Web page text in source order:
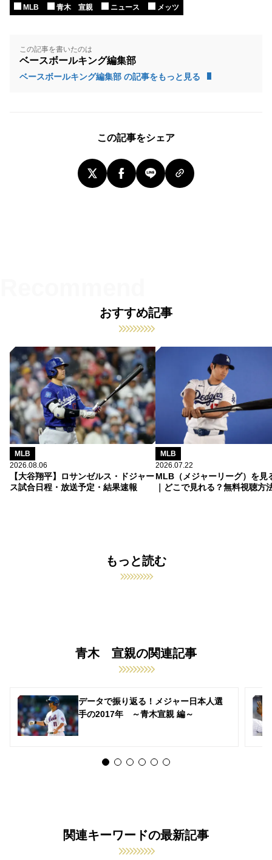
MLB 青木 宣親 ニュース メッツ
この記事を書いたのは
ベースボールキング編集部
ベースボールキング編集部 の記事をもっと見る
この記事をシェア
おすすめ記事
MLB
2026.08.06
【大谷翔平】ロサンゼルス・ドジャー
ス試合日程・放送予定・結果速報
MLB
2026.07.22
MLB（メジャーリーグ）を見
｜どこで見れる？無料視聴方
もっと読む
青木 宣親の関連記事
データで振り返る！メジャー日本人選
手の2017年 ～青木宣親 編～
関連キーワードの最新記事